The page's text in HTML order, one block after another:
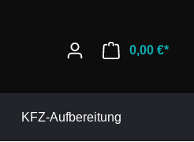
0,00 €*
KFZ-Aufbereitung